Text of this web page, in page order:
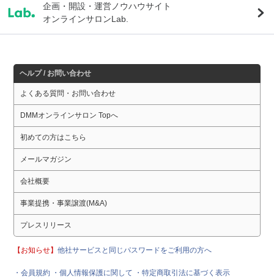
企画・開設・運営ノウハウサイト
オンラインサロンLab.
ヘルプ / お問い合わせ
よくある質問・お問い合わせ
DMMオンラインサロン Topへ
初めての方はこちら
メールマガジン
会社概要
事業提携・事業譲渡(M&A)
プレスリリース
【お知らせ】他社サービスと同じパスワードをご利用の方へ
・会員規約 ・個人情報保護に関して ・特定商取引法に基づく表示